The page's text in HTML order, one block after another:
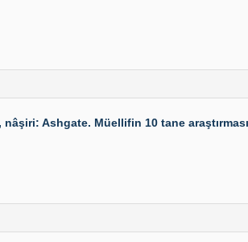
Ashgate. Müellifin 10 tane